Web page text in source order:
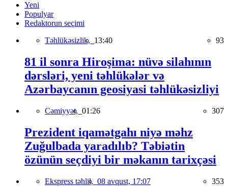
Yeni
Populyar
Redaktorun seçimi
Təhlükəsizlik, 13:40 93
81 il sonra Hiroşima: nüvə silahının
dərsləri, yeni təhlükələr və
Azərbaycanın geosiyasi təhlükəsizliyi
Cəmiyyət, 01:26 307
Prezident iqamətgahı niyə məhz
Zuğulbada yaradılıb? Təbiətin
özünün seçdiyi bir məkanın tarixçəsi
Ekspress təhlil, 08 avqust, 17:07 353